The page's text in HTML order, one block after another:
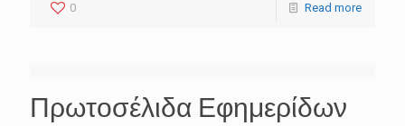
0 Read more
Πρωτοσέλιδα Εφημερίδων